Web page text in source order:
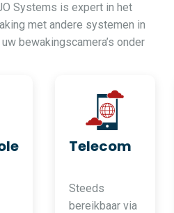
Systems is expert in het
met andere systemen in
bewakingscamera’s onder
Telecom
Steeds
bereikbaar via